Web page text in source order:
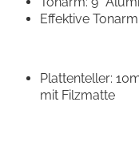
Effektive
Plattenteller:
mit Filzmatte